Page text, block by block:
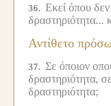
36. Εκεί όπου
δραστηριότητα...
Αντίθετο
37. Σε όποιον
δραστηριότητα,
δραστηριότητα;